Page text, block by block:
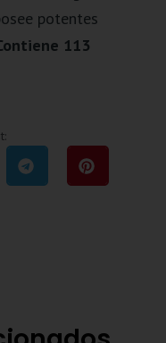
potentes
113